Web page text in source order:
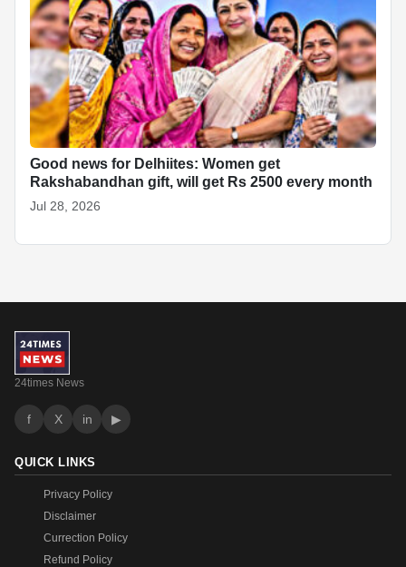
Good news for Delhiites: Women get
Rakshabandhan gift, will get Rs 2500 every month
Jul 28, 2026
24times News
f X in ▶
QUICK LINKS
Privacy Policy
Disclaimer
Currection Policy
Refund Policy